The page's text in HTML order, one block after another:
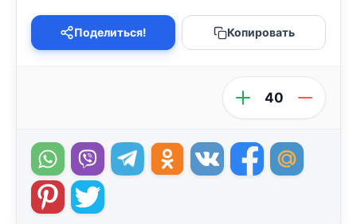
Поделиться! Копировать
40